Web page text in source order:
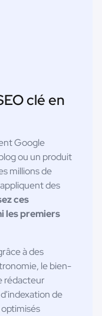
clé en
Google
ou un produit
millions de
des
ces
les premiers
à des
le bien-
rédacteur
de